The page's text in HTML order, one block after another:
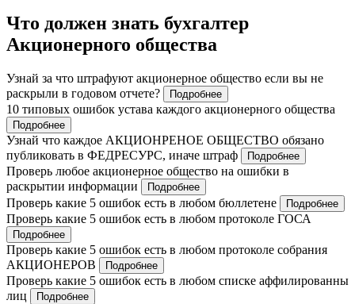
Что должен знать бухгалтер
Акционерного общества
Узнай за что штрафуют акционерное общество если вы не
раскрыли в годовом отчете?
Подробнее
10 типовых ошибок устава каждого акционерного общества
Подробнее
Узнай что каждое АКЦИОНРЕНОЕ ОБЩЕСТВО обязано
публиковать в ФЕДРЕСУРС, иначе штраф
Подробнее
Проверь любое акционерное общество на ошибки в
раскрытии информации
Подробнее
Проверь какие 5 ошибок есть в любом бюллетене Подробнее
Проверь какие 5 ошибок есть в любом протоколе ГОСА
Подробнее
Проверь какие 5 ошибок есть в любом протоколе собрания
АКЦИОНЕРОВ
Подробнее
Проверь какие 5 ошибок есть в любом списке аффилированны
лиц
Подробнее